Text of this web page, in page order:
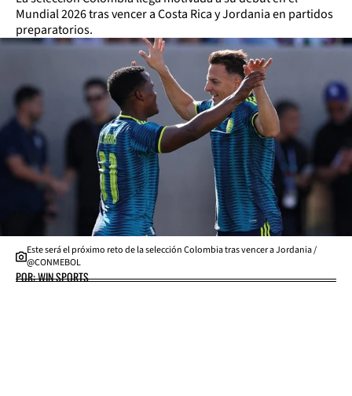
Mundial 2026 tras vencer a Costa Rica y Jordania en partidos
preparatorios.
Este será el próximo reto de la selección Colombia tras vencer a Jordania /
@CONMEBOL
POR: WIN SPORTS